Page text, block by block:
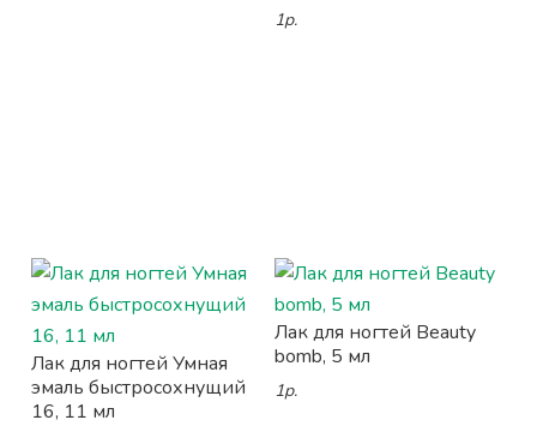
1р.
Лак для ногтей Умная
эмаль быстросохнущий
16, 11 мл
Лак для ногтей Beauty
bomb, 5 мл
1р.